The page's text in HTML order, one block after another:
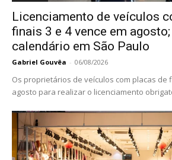
Licenciamento de veículos
finais 3 e 4 vence em
calendário em São Paulo
Gabriel Gouvêa - 06/08/2026
Os proprietários de veículos com placas de
agosto para realizar o licenciamento